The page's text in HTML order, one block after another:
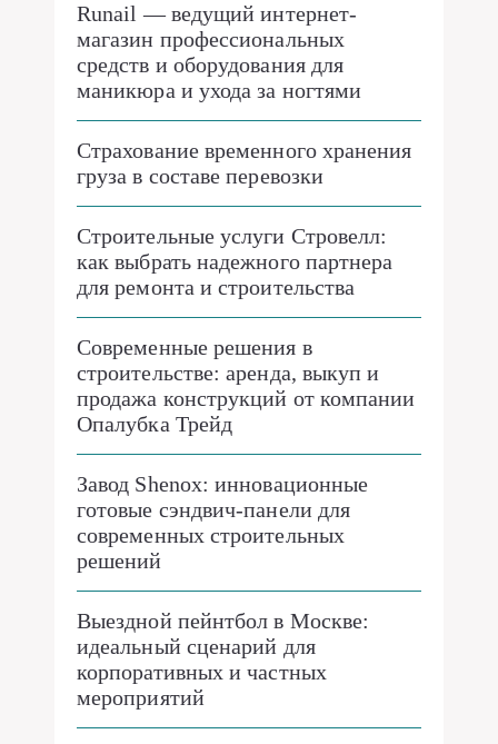
Runail — ведущий интернет-
магазин профессиональных
средств и оборудования для
маникюра и ухода за ногтями
Страхование временного хранения
груза в составе перевозки
Строительные услуги Стровелл:
как выбрать надежного партнера
для ремонта и строительства
Современные решения в
строительстве: аренда, выкуп и
продажа конструкций от компании
Опалубка Трейд
Завод Shenox: инновационные
готовые сэндвич-панели для
современных строительных
решений
Выездной пейнтбол в Москве:
идеальный сценарий для
корпоративных и частных
мероприятий